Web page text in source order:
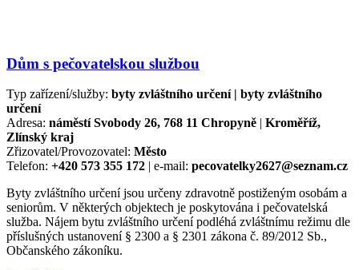
Dům s pečovatelskou službou
Typ zařízení/služby: byty zvláštního určení | byty zvláštního
určení
Adresa: náměstí Svobody 26, 768 11 Chropyně | Kroměříž,
Zlínský kraj
Zřizovatel/Provozovatel: Město
Telefon: +420 573 355 172 | e-mail: pecovatelky2627@seznam.cz
Byty zvláštního určení jsou určeny zdravotně postiženým osobám a
seniorům. V některých objektech je poskytována i pečovatelská
služba. Nájem bytu zvláštního určení podléhá zvláštnímu režimu dle
příslušných ustanovení § 2300 a § 2301 zákona č. 89/2012 Sb.,
Občanského zákoníku.